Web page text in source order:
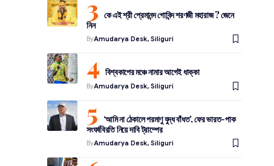
কে এই শ্রী প্রেমানন্দ গোবিন্দ শরণজী মহারাজ ? জেনে
নিন
ByAmudarya Desk, Siliguri
বিশ্বকাপের মঞ্চে নামার আগেই ধাক্কা
ByAmudarya Desk, Siliguri
‘আমি না ঠেকালে পরমাণু যুদ্ধ বাঁধত’, ফের ভারত-পাক
সংঘর্ষবিরতি নিয়ে দাবি ট্রাম্পের
ByAmudarya Desk, Siliguri